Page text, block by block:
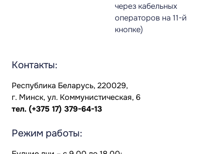
через кабельных
операторов на 11-й
кнопке)
Контакты:
Республика Беларусь, 220029,
г. Минск, ул. Коммунистическая, 6
тел. (+375 17) 379-64-13
Режим работы: